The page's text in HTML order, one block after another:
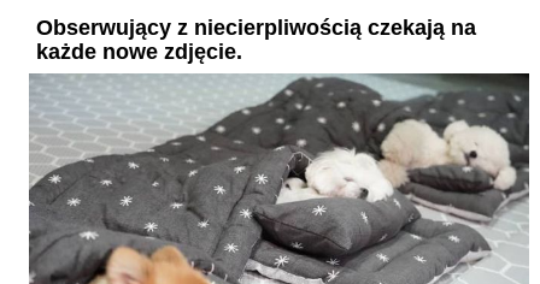
Obserwujący z niecierpliwością czekają na
każde nowe zdjęcie.